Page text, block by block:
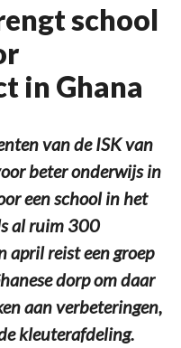
school
in Ghana
van de ISK van
beter onderwijs in
een school in het
al ruim 300
april reist een groep
dorp om daar
aan verbeteringen,
kleuterafdeling.